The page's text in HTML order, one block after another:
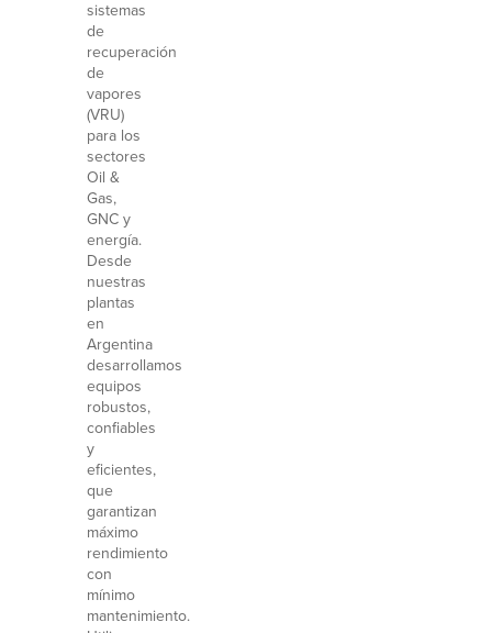
sistemas
de
recuperación
de
vapores
(VRU)
para los
sectores
Oil &
Gas,
GNC y
energía.
Desde
nuestras
plantas
en
Argentina
desarrollamos
equipos
robustos,
confiables
y
eficientes,
que
garantizan
máximo
rendimiento
con
mínimo
mantenimiento.